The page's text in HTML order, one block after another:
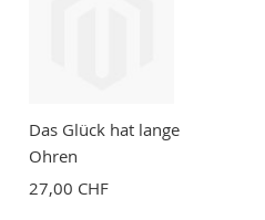
Das Glück hat lange
Ohren
27,00 CHF